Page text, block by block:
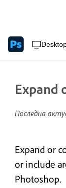
Expand
Последна
Expand or
or include
Photoshop.